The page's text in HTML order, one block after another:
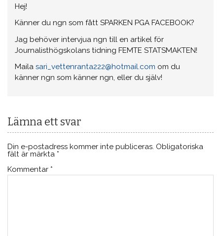
Hej!
Känner du ngn som fått SPARKEN PGA FACEBOOK?
Jag behöver intervjua ngn till en artikel för
Journalisthögskolans tidning FEMTE STATSMAKTEN!
Mailasari_vettenranta222@hotmail.com om du
känner ngn som känner ngn, eller du själv!
Lämna ett svar
Din e-postadress kommer inte publiceras. Obligatoriska
fält är märkta *
Kommentar *